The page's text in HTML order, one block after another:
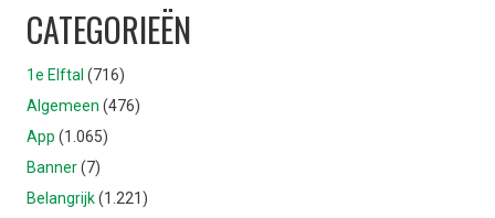
CATEGORIEËN
1e Elftal (716)
Algemeen (476)
App (1.065)
Banner(7)
Belangrijk(1.221)